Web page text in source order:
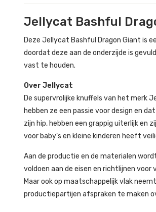
Jellycat Bashful
Deze Jellycat Bashful Dragon Giant is
doordat deze aan de onderzijde is
vast te houden.
Over Jellycat
De supervrolijke knuffels van het merk
hebben ze een passie voor design en
zijn hip, hebben een grappig uiterlijk en
voor baby’s en kleine kinderen heeft
Aan de productie en de materialen
voldoen aan de eisen en richtlijnen voor
Maar ook op maatschappelijk vlak
productiepartijen afspraken te maken